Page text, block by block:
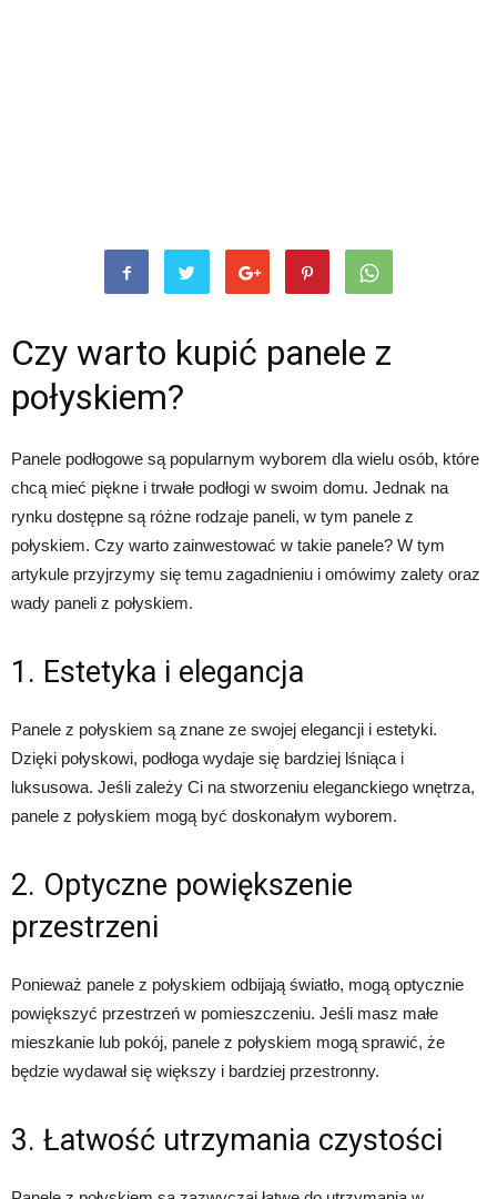
Czy warto kupić panele z
połyskiem?
Panele podłogowe są popularnym wyborem dla wielu osób, które
chcą mieć piękne i trwałe podłogi w swoim domu. Jednak na
rynku dostępne są różne rodzaje paneli, w tym panele z
połyskiem. Czy warto zainwestować w takie panele? W tym
artykule przyjrzymy się temu zagadnieniu i omówimy zalety oraz
wady paneli z połyskiem.
1. Estetyka i elegancja
Panele z połyskiem są znane ze swojej elegancji i estetyki.
Dzięki połyskowi, podłoga wydaje się bardziej lśniąca i
luksusowa. Jeśli zależy Ci na stworzeniu eleganckiego wnętrza,
panele z połyskiem mogą być doskonałym wyborem.
2. Optyczne powiększenie
przestrzeni
Ponieważ panele z połyskiem odbijają światło, mogą optycznie
powiększyć przestrzeń w pomieszczeniu. Jeśli masz małe
mieszkanie lub pokój, panele z połyskiem mogą sprawić, że
będzie wydawał się większy i bardziej przestronny.
3. Łatwość utrzymania czystości